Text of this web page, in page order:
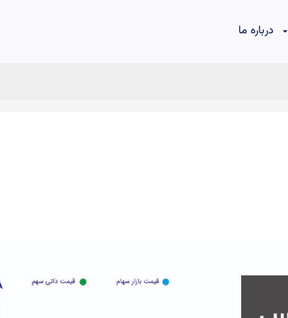
درباره ما